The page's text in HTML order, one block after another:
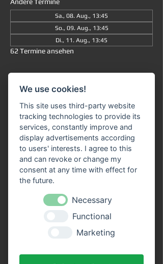
Sa., 08. Aug., 13:45
So., 09. Aug., 13:45
Di., 11. Aug., 13:45
62 Termine ansehen
13:45 Uhr
: Die Fahrt dauert insgesamt ca.
90 Minuten (ohne Ausstieg) und führt Sie
von Miltenberg über Bürgstadt nach
Freudenberg
und wieder zurück.
Unser Fahrgastschiff "SIVOTA"
verfügt
über zwei großzügige Decks
. Genießen Sie
die Fahrt bei einem kühlen Getränk auf
unserem Freideck. Eine Streckenerklärung
erhalten Sie auf allen Schiffen der VPS-
Flotte. Unser freundliches Bordpersonal
freut sich schon, Sie an Bord begrüßen zu
We use cookies!
This site uses third-party website
tracking technologies to provide its
services, constantly improve and
display advertisements according
to users' interests. I agree to this
and can revoke or change my
consent at any time with effect for
the future.
Necessary
Functional
Marketing